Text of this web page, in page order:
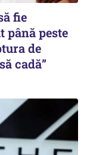
fie
până peste
de
cadă”